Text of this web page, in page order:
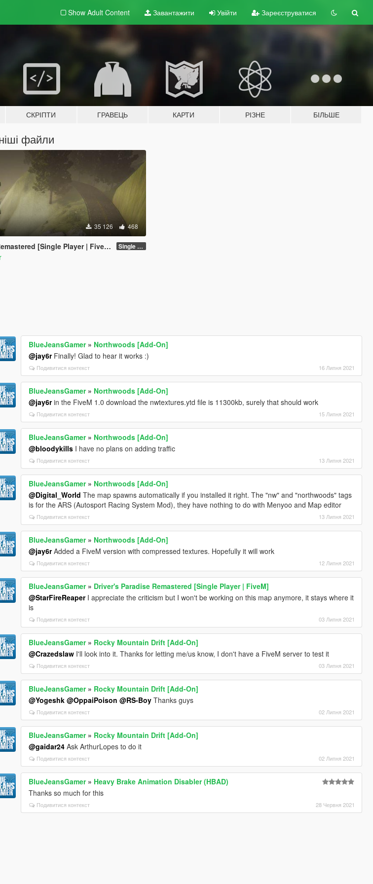
Show Adult Content Завантажити Увійти Зареєструватися
СКРІПТИ ГРАВЕЦЬ КАРТИ РІЗНЕ БІЛЬШЕ
файли
35 126 468
[Single Player | FiveM] Single Player
BlueJeansGamer» Northwoods [Add-On]
@jay6rFinally! Glad to hear it works :)
Подивитися контекст 16 Липня 2021
BlueJeansGamer» Northwoods [Add-On]
@jay6rin the FiveM 1.0 download the nwtextures.ytd file is 11300kb, surely that should work
Подивитися контекст 15 Липня 2021
BlueJeansGamer» Northwoods [Add-On]
@bloodykills I have no plans on adding traffic
Подивитися контекст 13 Липня 2021
BlueJeansGamer» Northwoods [Add-On]
@Digital_World The map spawns automatically if you installed it right. The "nw" and "northwoods" tags
is for the ARS (Autosport Racing System Mod), they have nothing to do with Menyoo and Map editor
Подивитися контекст 13 Липня 2021
BlueJeansGamer» Northwoods [Add-On]
@jay6rAdded a FiveM version with compressed textures. Hopefully it will work
Подивитися контекст 12 Липня 2021
BlueJeansGamer» Driver's Paradise Remastered [Single Player | FiveM]
@StarFireReaperI appreciate the criticism but I won't be working on this map anymore, it stays where it
is
Подивитися контекст 03 Липня 2021
BlueJeansGamer» Rocky Mountain Drift [Add-On]
@Crazedslaw I'll look into it. Thanks for letting me/us know, I don't have a FiveM server to test it
Подивитися контекст 03 Липня 2021
BlueJeansGamer» Rocky Mountain Drift [Add-On]
@Yogeshk @OppaiPoison @RS-Boy Thanks guys
Подивитися контекст 02 Липня 2021
BlueJeansGamer» Rocky Mountain Drift [Add-On]
@gaidar24 Ask ArthurLopes to do it
Подивитися контекст 02 Липня 2021
BlueJeansGamer» Heavy Brake Animation Disabler (HBAD)
Thanks so much for this
Подивитися контекст 28 Червня 2021